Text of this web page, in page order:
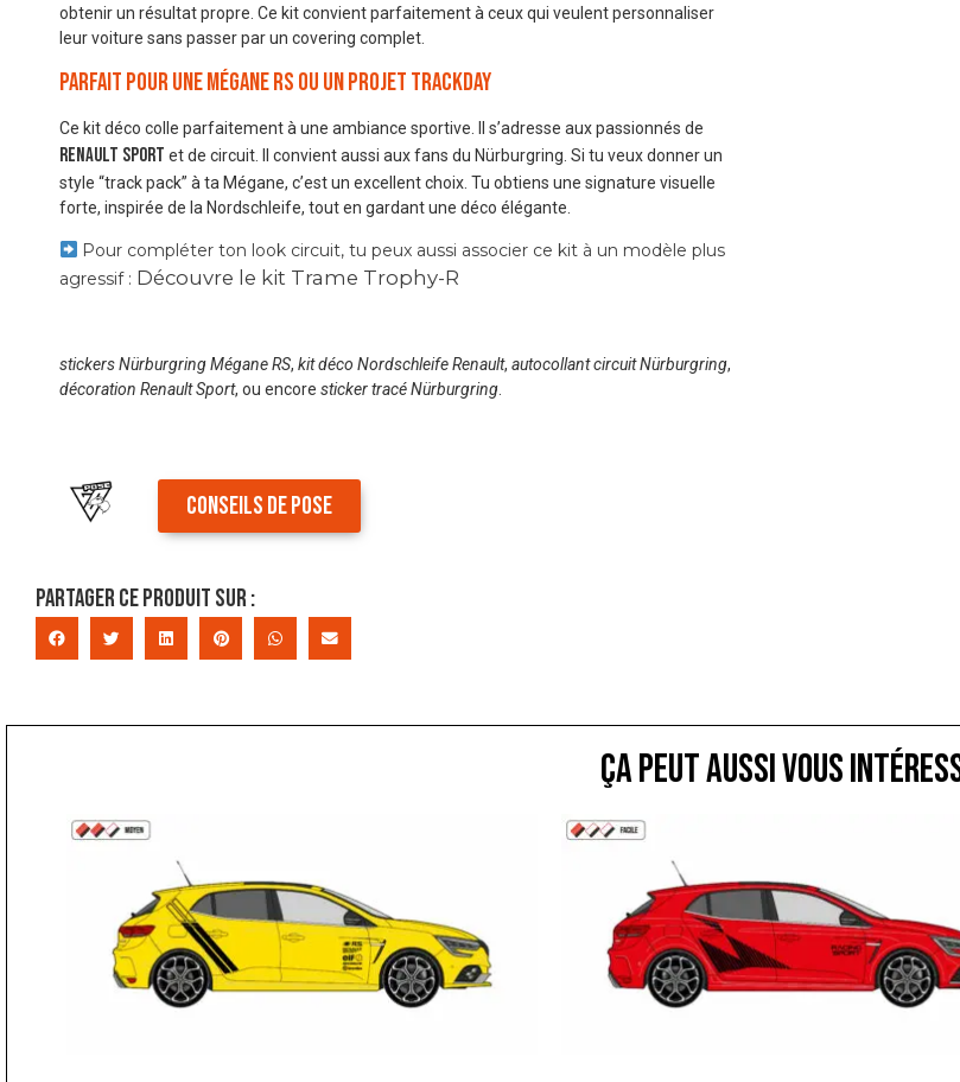
obtenir un résultat propre. Ce kit convient parfaitement à ceux qui veulent personnaliser
leur voiture sans passer par un covering complet.
Parfait pour une Mégane RS ou un projet Trackday
Ce kit déco colle parfaitement à une ambiance sportive. Il s’adresse aux passionnés de
Renault Sport et de circuit. Il convient aussi aux fans du Nürburgring. Si tu veux donner un
style “track pack” à ta Mégane, c’est un excellent choix. Tu obtiens une signature visuelle
forte, inspirée de la Nordschleife, tout en gardant une déco élégante.
Pour compléter ton look circuit, tu peux aussi associer ce kit à un modèle plus
agressif : Découvre le kit Trame Trophy-R
stickers Nürburgring Mégane RS, kit déco Nordschleife Renault, autocollant circuit Nürburgring,
décoration Renault Sport, ou encore sticker tracé Nürburgring.
CONSEILS DE POSE
Partager ce produit sur :
ça peut aussi vous